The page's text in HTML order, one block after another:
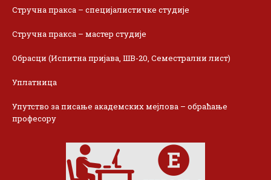
Стручна пракса – специјалистичке студије
Стручна пракса – мастер студије
Обрасци (Испитна пријава, ШВ-20, Семестрални лист)
Уплатница
Упутство за писање академских мејлова – обраћање
професору